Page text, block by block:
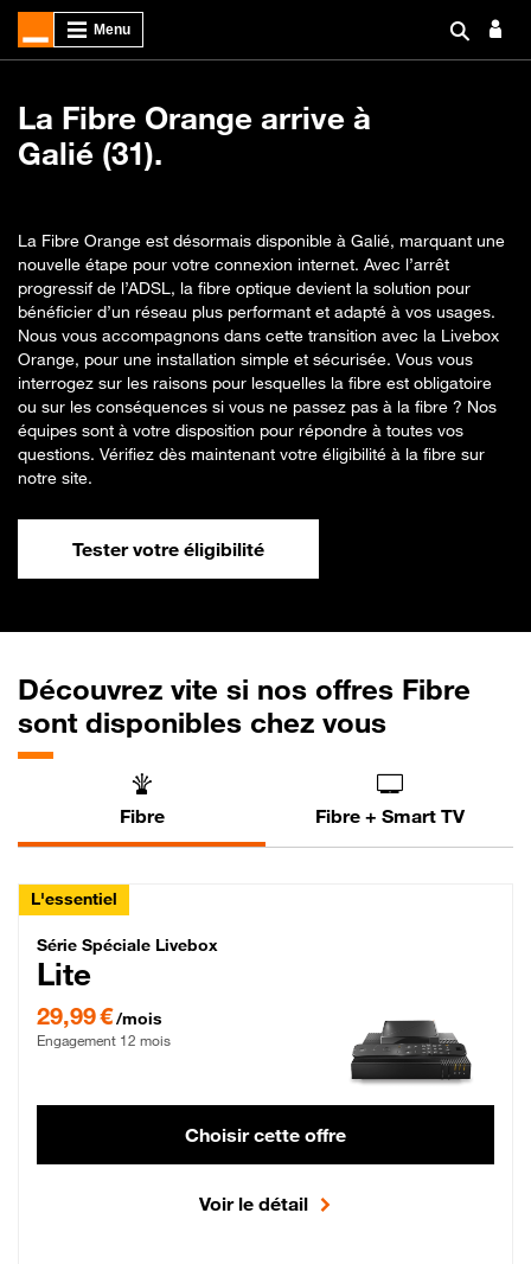
La Fibre Orange arrive à
Galié (31).
La Fibre Orange est désormais disponible à Galié, marquant une
nouvelle étape pour votre connexion internet. Avec l’arrêt
progressif de l’ADSL, la fibre optique devient la solution pour
bénéficier d’un réseau plus performant et adapté à vos usages.
Nous vous accompagnons dans cette transition avec la Livebox
Orange, pour une installation simple et sécurisée. Vous vous
interrogez sur les raisons pour lesquelles la fibre est obligatoire
ou sur les conséquences si vous ne passez pas à la fibre ? Nos
équipes sont à votre disposition pour répondre à toutes vos
questions. Vérifiez dès maintenant votre éligibilité à la fibre sur
notre site.
Tester votre éligibilité
Découvrez vite si nos offres Fibre
sont disponibles chez vous
Fibre Fibre + Smart TV
L'essentiel
Série Spéciale Livebox Lite Fibre
Série Spéciale Livebox
Lite
29,99 €/mois
Engagement 12 mois
Choisir cette offre
Voir le détail